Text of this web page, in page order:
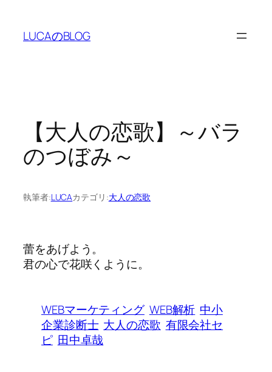
LUCAのBLOG
【大人の恋歌】～バラ
のつぼみ～
執筆者:LUCAカテゴリ:大人の恋歌
蕾をあげよう。
君の心で花咲くように。
WEBマーケティング WEB解析 中小
企業診断士 大人の恋歌 有限会社セ
ピ 田中卓哉